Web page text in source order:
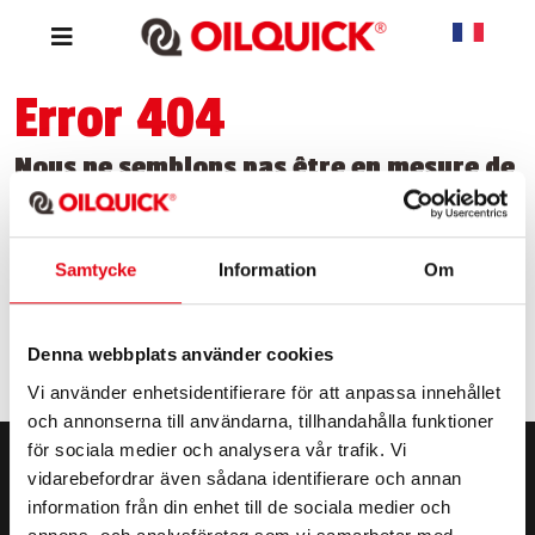
Samtycke Information Om
Denna webbplats använder cookies
Vi använder enhetsidentifierare för att anpassa innehållet
och annonserna till användarna, tillhandahålla funktioner
för sociala medier och analysera vår trafik. Vi
vidarebefordrar även sådana identifierare och annan
information från din enhet till de sociala medier och
Error 404
Nous ne semblons pas être en mesure de
trouver la page que vous recherchez.